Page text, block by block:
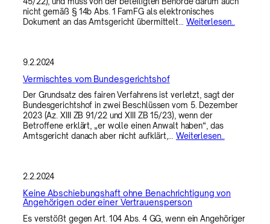
nicht gemäß § 14b Abs. 1 FamFG als elektronisches
Dokument an das Amtsgericht übermittelt… Weiterlesen..
9.2.2024
Vermischtes vom Bundesgerichtshof
Der Grundsatz des fairen Verfahrens ist verletzt, sagt der
Bundesgerichtshof in zwei Beschlüssen vom 5. Dezember
2023 (Az. XIII ZB 91/22 und XIII ZB 15/23), wenn der
Betroffene erklärt, „er wolle einen Anwalt haben“, das
Amtsgericht danach aber nicht aufklärt,… Weiterlesen..
2.2.2024
Keine Abschiebungshaft ohne Benachrichtigung von
Angehörigen oder einer Vertrauensperson
Es verstößt gegen Art. 104 Abs. 4 GG, wenn ein Angehöriger